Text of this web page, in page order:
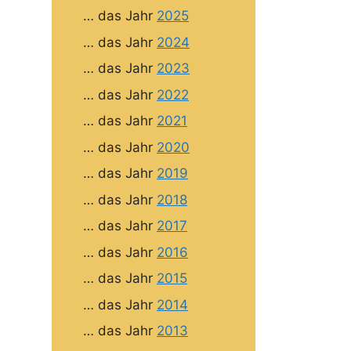
… das Jahr 2025
… das Jahr 2024
… das Jahr 2023
… das Jahr 2022
… das Jahr 2021
… das Jahr 2020
… das Jahr 2019
… das Jahr 2018
… das Jahr 2017
… das Jahr 2016
… das Jahr 2015
… das Jahr 2014
… das Jahr 2013